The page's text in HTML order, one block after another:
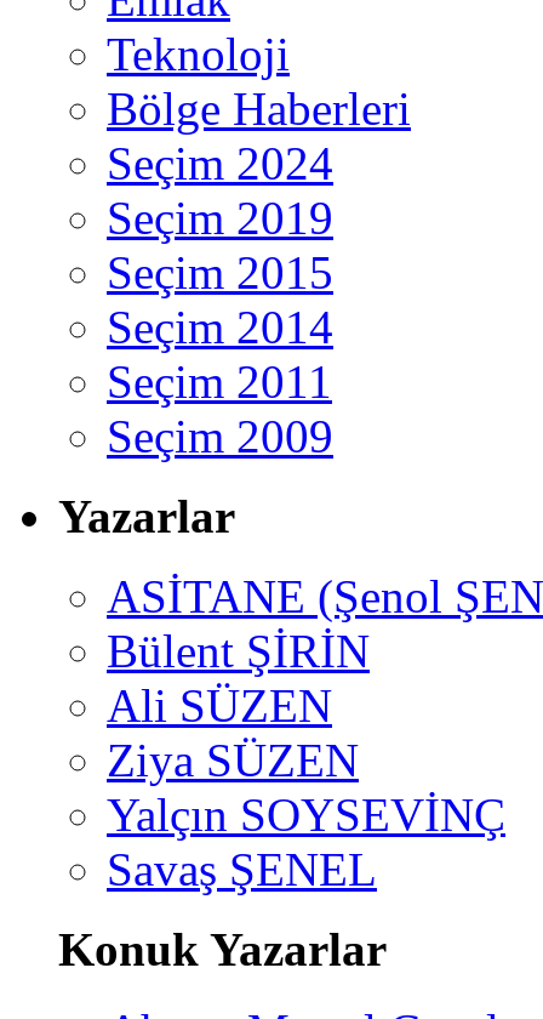
Teknoloji
Bölge Haberleri
Seçim 2024
Seçim 2019
Seçim 2015
Seçim 2014
Seçim 2011
Seçim 2009
Yazarlar
ASİTANE (Şenol
Bülent ŞİRİN
Ali SÜZEN
Ziya SÜZEN
Yalçın SOYSEVİNÇ
Savaş ŞENEL
Konuk Yazarlar